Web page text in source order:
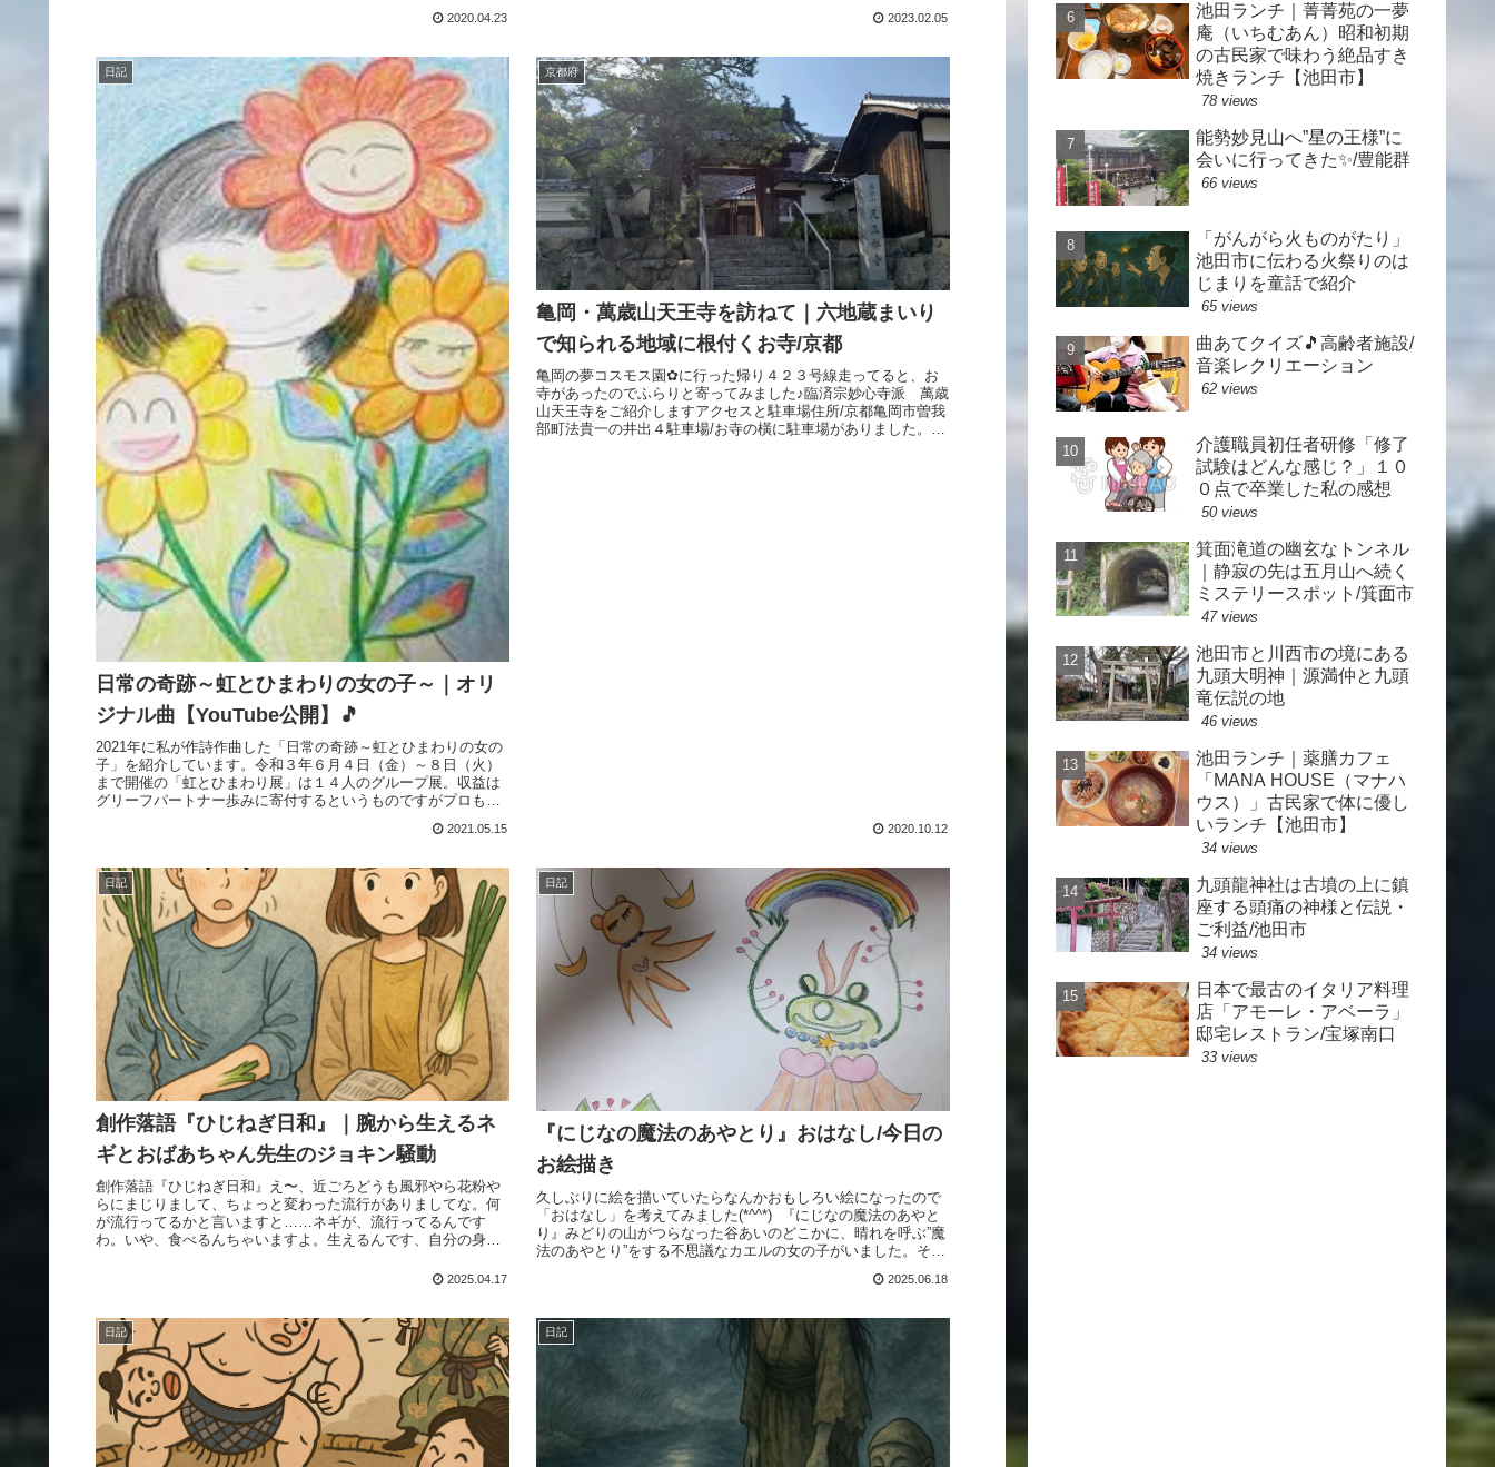
2020.04.23 2023.02.05
日記
日常の奇跡～虹とひまわりの女の子～｜オリ
ジナル曲【YouTube公開】🎵
2021年に私が作詩作曲した「日常の奇跡～虹とひまわりの女の
子」を紹介しています。令和３年６月４日（金）～８日（火）
まで開催の「虹とひまわり展」は１４人のグループ展。収益は
グリーフパートナー歩みに寄付するというものですがプロもセ
2021.05.15
京都府
亀岡・萬歳山天王寺を訪ねて｜六地蔵まいり
で知られる地域に根付くお寺/京都
亀岡の夢コスモス園✿に行った帰り４２３号線走ってると、お
寺があったのでふらりと寄ってみました♪臨済宗妙心寺派 萬歳
山天王寺をご紹介しますアクセスと駐車場住所/京都亀岡市曽我
部町法貴一の井出４駐車場/お寺の橫に駐車場がありました。山
2020.10.12
日記
創作落語『ひじねぎ日和』｜腕から生えるネ
ギとおばあちゃん先生のジョキン騒動
創作落語『ひじねぎ日和』え〜、近ごろどうも風邪やら花粉や
らにまじりまして、ちょっと変わった流行がありましてな。何
が流行ってるかと言いますと……ネギが、流行ってるんです
わ。いや、食べるんちゃいますよ。生えるんです、自分の身体
2025.04.17
日記
『にじなの魔法のあやとり』おはなし/今日の
お絵描き
久しぶりに絵を描いていたらなんかおもしろい絵になったので
「おはなし」を考えてみました(*^^*) 『にじなの魔法のあやと
り』みどりの山がつらなった谷あいのどこかに、晴れを呼ぶ”魔
法のあやとり”をする不思議なカエルの女の子がいました。その
2025.06.18
日記 日記
池田ランチ｜菁菁苑の一夢
庵（いちむあん）昭和初期
の古民家で味わう絶品すき
焼きランチ【池田市】
78 views
能勢妙見山へ”星の王様”に
会いに行ってきた✨/豊能群
66 views
「がんがら火ものがたり」
池田市に伝わる火祭りのは
じまりを童話で紹介
65 views
曲あてクイズ🎵高齢者施設/
音楽レクリエーション
62 views
介護職員初任者研修「修了
試験はどんな感じ？」１０
０点で卒業した私の感想
50 views
箕面滝道の幽玄なトンネル
｜静寂の先は五月山へ続く
ミステリースポット/箕面市
47 views
池田市と川西市の境にある
九頭大明神｜源満仲と九頭
竜伝説の地
46 views
池田ランチ｜薬膳カフェ
「MANA HOUSE（マナハ
ウス）」古民家で体に優し
いランチ【池田市】
34 views
九頭龍神社は古墳の上に鎮
座する頭痛の神様と伝説・
ご利益/池田市
34 views
日本で最古のイタリア料理
店「アモーレ・アベーラ」
邸宅レストラン/宝塚南口
33 views